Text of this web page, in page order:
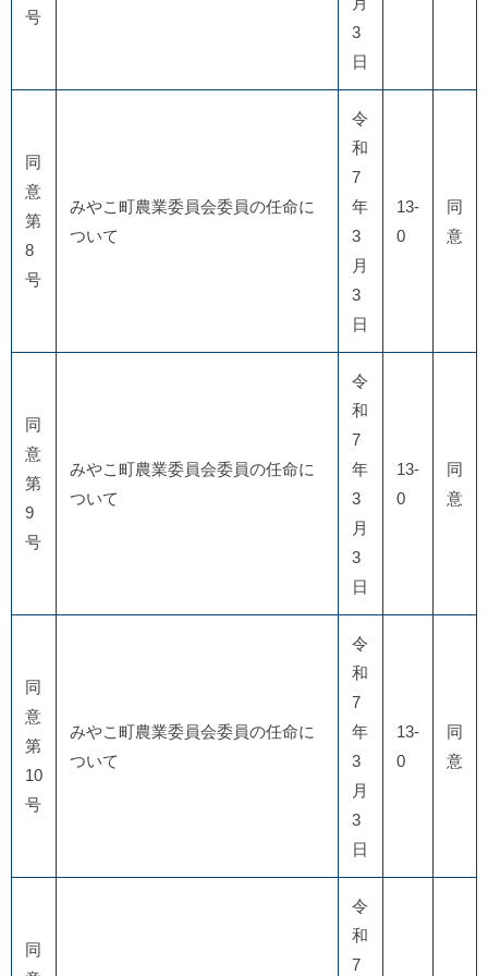
号
3
日
同
意
第
8
号
みやこ町農業委員会委員の任命に
ついて
令
和
7
年
3
月
3
日
13-
0
同
意
同
意
第
9
号
みやこ町農業委員会委員の任命に
ついて
令
和
7
年
3
月
3
日
13-
0
同
意
同
意
第
10
号
みやこ町農業委員会委員の任命に
ついて
令
和
7
年
3
月
3
日
13-
0
同
意
同
令
和
7